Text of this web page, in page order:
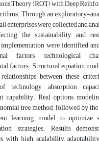
Theory (ROT) with Deep
Through an exploratory-
enterprises were collected and
the sustainability and
were identified
factors, technological
factors. Structural equation
between these
technology absorption
capability. Real options
tree method, followed by
learning model to optimize
strategies. Results